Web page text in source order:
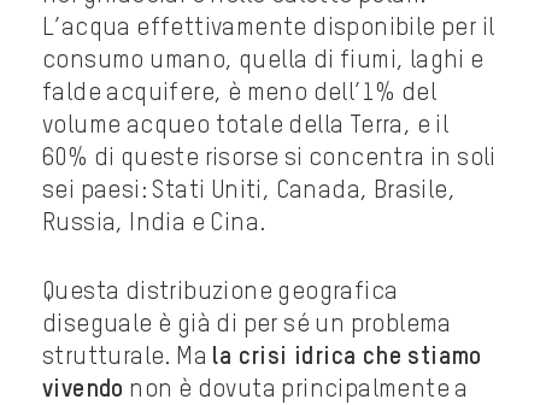
L’acqua effettivamente disponibile per il
consumo umano, quella di fiumi, laghi e
falde acquifere, è meno dell’1% del
volume acqueo totale della Terra, e il
60% di queste risorse si concentra in soli
sei paesi: Stati Uniti, Canada, Brasile,
Russia, India e Cina.
Questa distribuzione geografica
diseguale è già di per sé un problema
strutturale. Ma la crisi idrica che stiamo
vivendo non è dovuta principalmente a